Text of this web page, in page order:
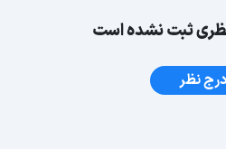
ثبت نشده است
درج نظر